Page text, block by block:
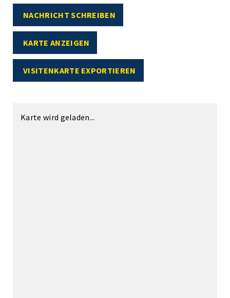
NACHRICHT SCHREIBEN
KARTE ANZEIGEN
VISITENKARTE EXPORTIEREN
Karte wird geladen...